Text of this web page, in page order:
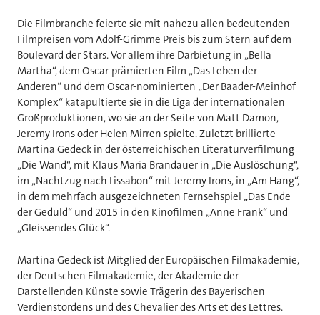
Die Filmbranche feierte sie mit nahezu allen bedeutenden
Filmpreisen vom Adolf-Grimme Preis bis zum Stern auf dem
Boulevard der Stars. Vor allem ihre Darbietung in „Bella
Martha“, dem Oscar-prämierten Film „Das Leben der
Anderen“ und dem Oscar-nominierten „Der Baader-Meinhof
Komplex“ katapultierte sie in die Liga der internationalen
Großproduktionen, wo sie an der Seite von Matt Damon,
Jeremy Irons oder Helen Mirren spielte. Zuletzt brillierte
Martina Gedeck in der österreichischen Literaturverfilmung
„Die Wand“, mit Klaus Maria Brandauer in „Die Auslöschung“,
im „Nachtzug nach Lissabon“ mit Jeremy Irons, in „Am Hang“,
in dem mehrfach ausgezeichneten Fernsehspiel „Das Ende
der Geduld“ und 2015 in den Kinofilmen „Anne Frank“ und
„Gleissendes Glück“.
Martina Gedeck ist Mitglied der Europäischen Filmakademie,
der Deutschen Filmakademie, der Akademie der
Darstellenden Künste sowie Trägerin des Bayerischen
Verdienstordens und des Chevalier des Arts et des Lettres.